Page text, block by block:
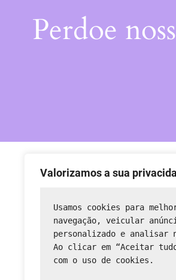
Valorizamos a sua
Usamos cookies para
navegação, veicular
personalizado e analisar
Ao clicar em “Aceitar
com o uso de cookies.
Perdoe